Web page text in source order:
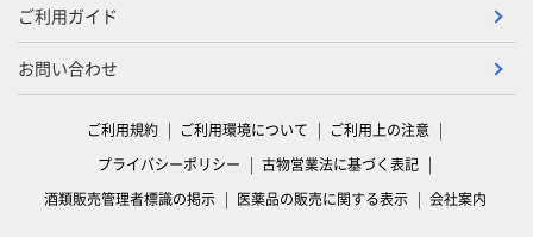
ご利用ガイド
お問い合わせ
ご利用規約 ご利用環境について
ご利用上の注意
プライバシーポリシー
古物営業法に基づく表記
酒類販売管理者標識の掲示
医薬品の販売に関する表示 会社案内